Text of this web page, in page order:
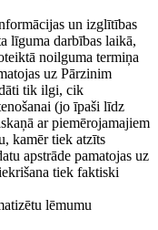
un izglītības
līguma darbības laikā,
noilguma termiņa
uz Pārzinim
tik ilgi, cik
(jo īpaši līdz
ar piemērojamajiem
kamēr tiek atzīts
apstrāde pamatojas uz
tiek faktiski
lēmumu